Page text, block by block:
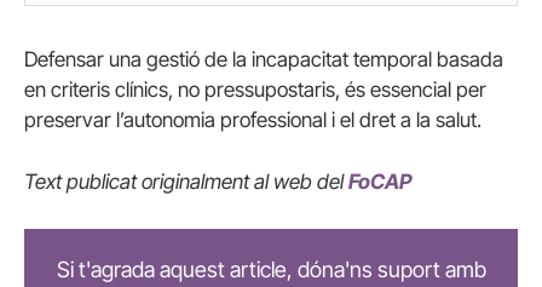
Defensar una gestió de la incapacitat temporal basada
en criteris clínics, no pressupostaris, és essencial per
preservar l’autonomia professional i el dret a la salut.
Text publicat originalment al web delFoCAP
Si t'agrada aquest article, dóna'ns suport amb